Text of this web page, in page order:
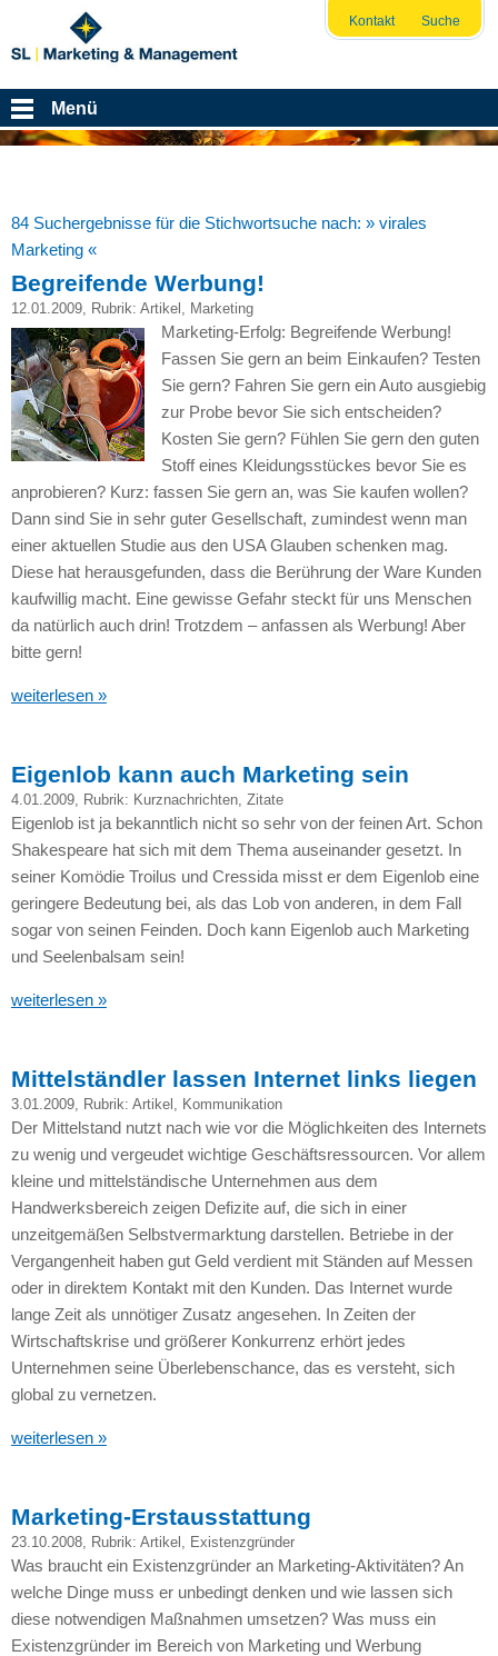
Kontakt Suche
Menü
84 Suchergebnisse für die Stichwortsuche nach: » virales
Marketing «
Begreifende Werbung!
12.01.2009, Rubrik: Artikel , Marketing
Marketing-Erfolg: Begreifende Werbung!
Fassen Sie gern an beim Einkaufen? Testen
Sie gern? Fahren Sie gern ein Auto ausgiebig
zur Probe bevor Sie sich entscheiden?
Kosten Sie gern? Fühlen Sie gern den guten
Stoff eines Kleidungsstückes bevor Sie es
anprobieren? Kurz: fassen Sie gern an, was Sie kaufen wollen?
Dann sind Sie in sehr guter Gesellschaft, zumindest wenn man
einer aktuellen Studie aus den USAGlauben schenken mag.
Diese hat herausgefunden, dass die Berührung der Ware Kunden
kaufwillig macht. Eine gewisse Gefahr steckt für uns Menschen
da natürlich auch drin! Trotzdem – anfassen als Werbung! Aber
bitte gern!
weiterlesen »
Eigenlob kann auch Marketing sein
4.01.2009, Rubrik: Kurznachrichten, Zitate
Eigenlob ist ja bekanntlich nicht so sehr von der feinen Art. Schon
Shakespeare hat sich mit dem Thema auseinander gesetzt. In
seiner Komödie Troilus und Cressida misst er dem Eigenlob eine
geringere Bedeutung bei, als das Lob von anderen, in dem Fall
sogar von seinen Feinden. Doch kann Eigenlob auch Marketing
und Seelenbalsam sein!
weiterlesen »
Mittelständler lassen Internet links liegen
3.01.2009, Rubrik: Artikel Kommunikation
Der Mittelstand nutzt nach wie vor die Möglichkeiten des Internets
zu wenig und vergeudet wichtige Geschäftsressourcen. Vor allem
kleine und mittelständische Unternehmen aus dem
Handwerksbereich zeigen Defizite auf, die sich in einer
unzeitgemäßen Selbstvermarktung darstellen. Betriebe in der
Vergangenheit haben gut Geld verdient mit Ständen auf Messen
oder in direktem Kontakt mit den Kunden. Das Internet wurde
lange Zeit als unnötiger Zusatz angesehen. In Zeiten der
Wirtschaftskrise und größerer Konkurrenz erhört jedes
Unternehmen seine Überlebenschance, das es versteht, sich
global zu vernetzen.
weiterlesen »
Marketing-Erstausstattung
23.10.2008, Rubrik: Artikel Existenzgründer
Was braucht ein Existenzgründer an Marketing-Aktivitäten? An
welche Dinge muss er unbedingt denken und wie lassen sich
diese notwendigen Maßnahmen umsetzen? Was muss ein
Existenzgründer im Bereich von Marketing und Werbung